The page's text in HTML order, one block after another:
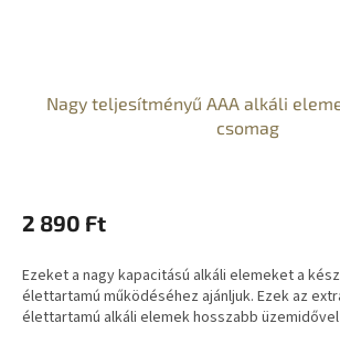
Nagy teljesítményű AAA alkáli
csomag
2 890 Ft
Ezeket a nagy kapacitású alkáli elemeket a
élettartamú működéséhez ajánljuk. Ezek az
élettartamú alkáli elemek hosszabb